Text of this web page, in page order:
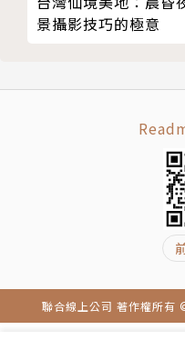
景攝影技巧的極意
聯合線上公司 著作權所